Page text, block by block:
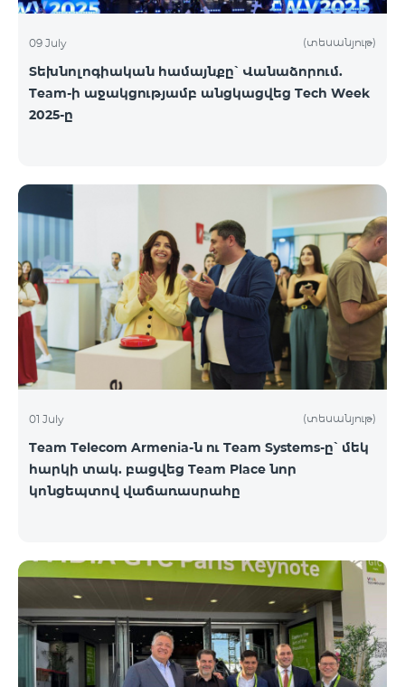
09 July (տեսանյութ)
Տեխնոլոգիական համայնքը՝ Վանաձորում.
Team-ի աջակցությամբ անցկացվեց Tech Week
2025-ը
01 July (տեսանյութ)
Team Telecom Armenia-ն ու Team Systems-ը՝ մեկ
հարկի տակ. բացվեց Team Place նոր
կոնցեպտով վաճառասրահը